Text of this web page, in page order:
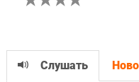
Слушать